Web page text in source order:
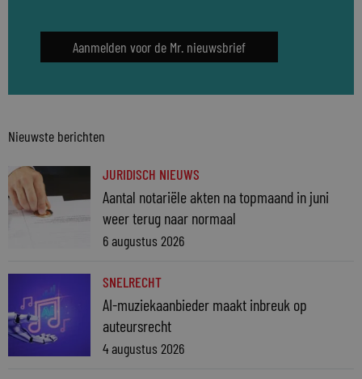
Aanmelden voor de Mr. nieuwsbrief
Nieuwste berichten
JURIDISCH NIEUWS
Aantal notariële akten na topmaand in juni
weer terug naar normaal
6 augustus 2026
SNELRECHT
AI-muziekaanbieder maakt inbreuk op
auteursrecht
4 augustus 2026